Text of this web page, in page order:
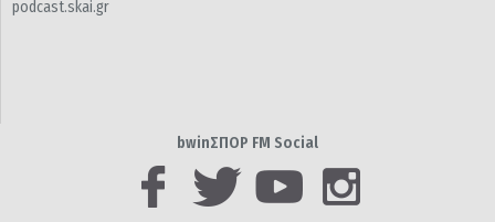
podcast.skai.gr
bwinΣΠΟΡ FM Social